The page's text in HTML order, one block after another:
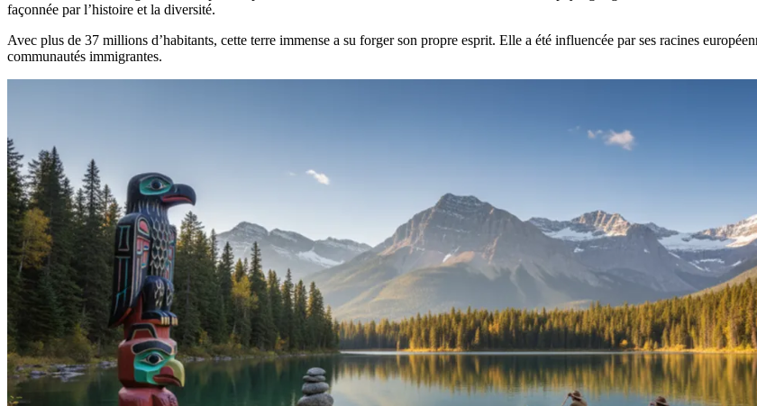
façonnée par l’histoire et la diversité.
Avec plus de 37 millions d’habitants, cette terre immense a su forger son propre esprit. Elle a été influencée par ses racines
communautés immigrantes.